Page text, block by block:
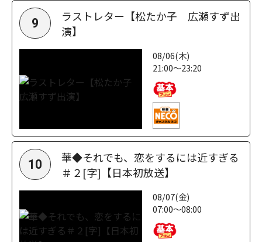
9
ラストレター【松たか子 広瀬すず出
演】
08/06(木)
21:00～23:20
10
華◆それでも、恋をするには近すぎる
＃２[字]【日本初放送】
08/07(金)
07:00～08:00